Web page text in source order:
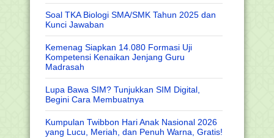
Soal TKA Biologi SMA/SMK Tahun 2025 dan
Kunci Jawaban
Kemenag Siapkan 14.080 Formasi Uji
Kompetensi Kenaikan Jenjang Guru
Madrasah
Lupa Bawa SIM? Tunjukkan SIM Digital,
Begini Cara Membuatnya
Kumpulan Twibbon Hari Anak Nasional 2026
yang Lucu, Meriah, dan Penuh Warna, Gratis!